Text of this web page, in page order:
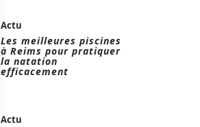
Actu
Les meilleures piscines
à Reims pour pratiquer
la natation
efficacement
Actu